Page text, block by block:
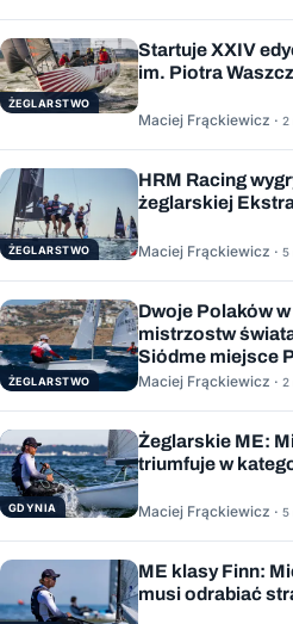
ŻEGLARSTWO
Startuje XXIV
im. Piotra
Maciej Frąckiewicz · 2
ŻEGLARSTWO
HRM Racing
żeglarskiej
Maciej Frąckiewicz · 5
ŻEGLARSTWO
Dwoje Polaków w
mistrzostw
Siódme miejsce
Maciej Frąckiewicz · 2
GDYNIA
Żeglarskie ME:
triumfuje w
Maciej Frąckiewicz · 5
ME klasy Finn:
musi odrabiać